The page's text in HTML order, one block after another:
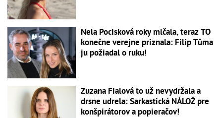
Nela Pocisková roky mlčala, teraz TO
konečne verejne priznala: Filip Tůma
ju požiadal o ruku!
Zuzana Fialová to už nevydržala a
drsne udrela: Sarkastická NÁLOŽ pre
konšpirátorov a popieračov!